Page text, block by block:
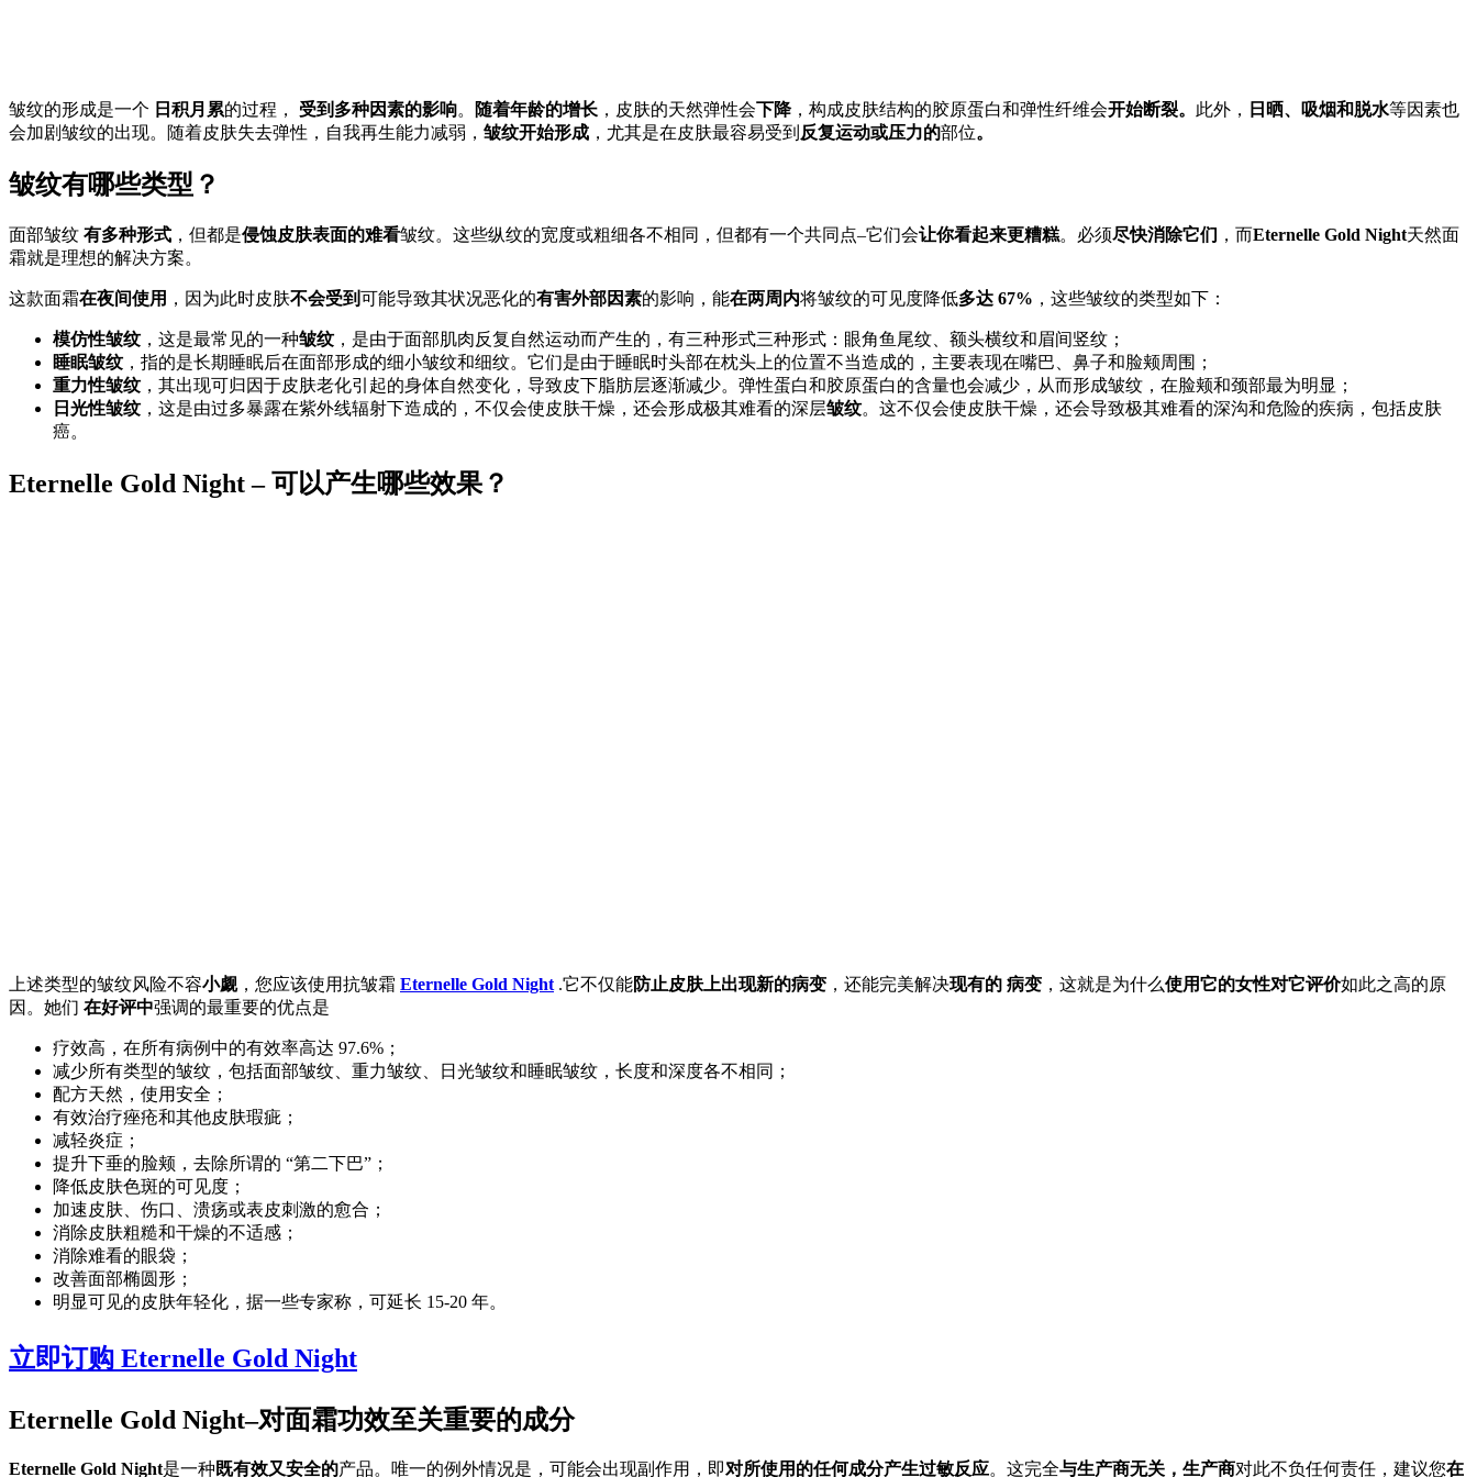
皱纹的形成是一个 日积月累的过程， 受到多种因素的影响。 随着年龄的增长 ，皮肤的天然弹性会下降，构成皮肤结构的胶原蛋白和弹性纤维会开始断裂。 此外， 日晒、吸烟和脱水等因素也
会加剧皱纹的出现。随着皮肤失去弹性，自我再生能力减弱， 皱纹开始形成 ，尤其是在皮肤最容易受到 反复运动或压力的部位。
皱纹有哪些类型？
面部皱纹 有多种形式 ，但都是侵蚀皮肤表面的难看皱纹。这些纵纹的宽度或粗细各不相同，但都有一个共同点–它们会让你看起来更糟糕。必须尽快消除它们 ，而Eternelle Gold Night天然面
霜就是理想的解决方案。
这款面霜在夜间使用 ，因为此时皮肤不会受到可能导致其状况恶化的有害外部因素的影响，能在两周内将皱纹的可见度降低多达 67% ，这些皱纹的类型如下：
模仿性皱纹，这是最常见的一种皱纹，是由于面部肌肉反复自然运动而产生的，有三种形式三种形式：眼角鱼尾纹、额头横纹和眉间竖纹；
睡眠皱纹，指的是长期睡眠后在面部形成的细小皱纹和细纹。它们是由于睡眠时头部在枕头上的位置不当造成的，主要表现在嘴巴、鼻子和脸颊周围；
重力性皱纹，其出现可归因于皮肤老化引起的身体自然变化，导致皮下脂肪层逐渐减少。弹性蛋白和胶原蛋白的含量也会减少，从而形成皱纹，在脸颊和颈部最为明显；
日光性皱纹，这是由过多暴露在紫外线辐射下造成的，不仅会使皮肤干燥，还会形成极其难看的深层皱纹。这不仅会使皮肤干燥，还会导致极其难看的深沟和危险的疾病，包括皮肤
癌。
Eternelle Gold Night – 可以产生哪些效果？
上述类型的皱纹风险不容小觑，您应该使用抗皱霜 Eternelle Gold Night .它不仅能防止皮肤上出现新的病变 ，还能完美解决现有的 病变 ，这就是为什么使用它的女性对它评价如此之高的原
因。她们 在好评中强调的最重要的优点是
疗效高，在所有病例中的有效率高达 97.6%；
减少所有类型的皱纹，包括面部皱纹、重力皱纹、日光皱纹和睡眠皱纹，长度和深度各不相同；
配方天然，使用安全；
有效治疗痤疮和其他皮肤瑕疵；
减轻炎症；
提升下垂的脸颊，去除所谓的 “第二下巴”；
降低皮肤色斑的可见度；
加速皮肤、伤口、溃疡或表皮刺激的愈合；
消除皮肤粗糙和干燥的不适感；
消除难看的眼袋；
改善面部椭圆形；
明显可见的皮肤年轻化，据一些专家称，可延长 15-20 年。
立即订购 Eternelle Gold Night
Eternelle Gold Night–对面霜功效至关重要的成分
Eternelle Gold Night是一种既有效又安全的产品。唯一的例外情况是，可能会出现副作用，即对所使用的任何成分产生过敏反应。这完全与生产商无关，生产商对此不负任何责任，建议您在